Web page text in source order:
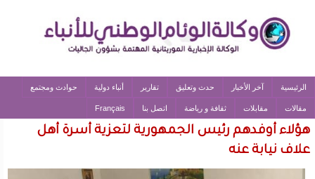
الرئيسية آخر الأخبار حدث وتعليق تقارير أنباء دولية حوادث ومجتمع
مقالات مقابلات ثقافة و رياضة اتصل بنا Français
هؤلاء أوفدهم رئيس الجمهورية لتعزية أسرة أهل
علاف نيابة عنه